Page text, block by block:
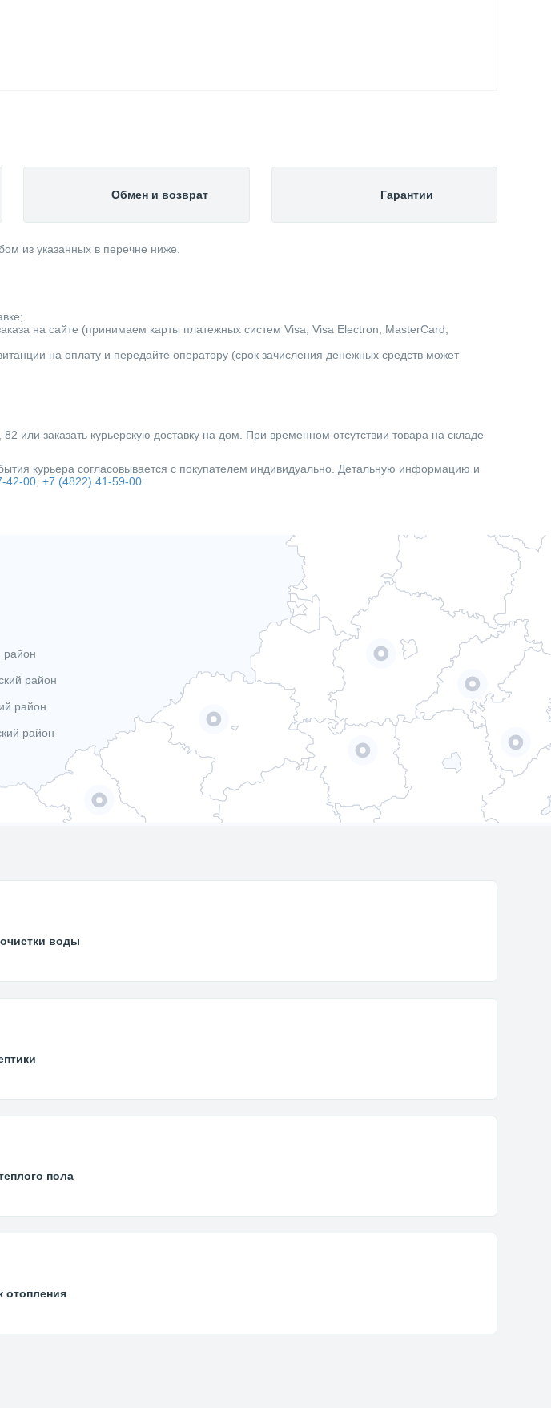
из указанных в перечне ниже.
на сайте (принимаем карты платежных систем Visa, Visa Electron, MasterCard,
на оплату и передайте оператору (срок зачисления денежных средств может
заказать курьерскую доставку на дом. При временном отсутствии товара на складе
курьера согласовывается с покупателем индивидуально. Детальную информацию и
42-00,+7 (4822) 41-59-00.
Обмен и возврат Гарантии
район
район
район
район
воды
пола
отопления